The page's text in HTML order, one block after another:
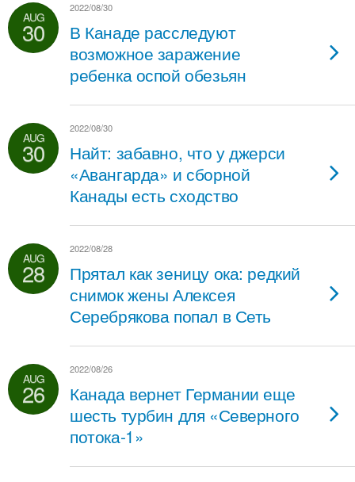
AUG
30
2022/08/30
В Канаде расследуют
возможное заражение
ребенка оспой обезьян
AUG
30
2022/08/30
Найт: забавно, что у джерси
«Авангарда» и сборной
Канады есть сходство
AUG
28
2022/08/28
Прятал как зеницу ока: редкий
снимок жены Алексея
Серебрякова попал в Сеть
AUG
26
2022/08/26
Канада вернет Германии еще
шесть турбин для «Северного
потока-1»